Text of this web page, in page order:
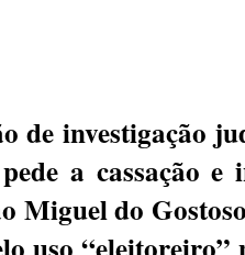
de investigação
a cassação
Miguel do